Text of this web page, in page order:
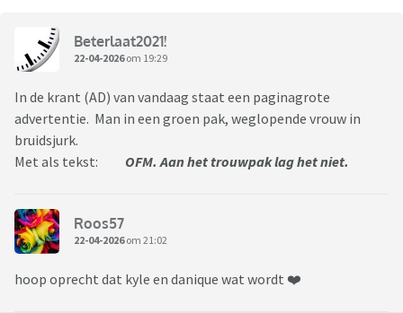
Beterlaat2021!
22-04-2026om 19:29
In de krant (AD) van vandaag staat een paginagrote
advertentie. Man in een groen pak, weglopende vrouw in
bruidsjurk.
Met als tekst:
OFM. Aan het trouwpak lag het niet.
Roos57
22-04-2026om 21:02
hoop oprecht dat kyle en danique wat wordt ❤️